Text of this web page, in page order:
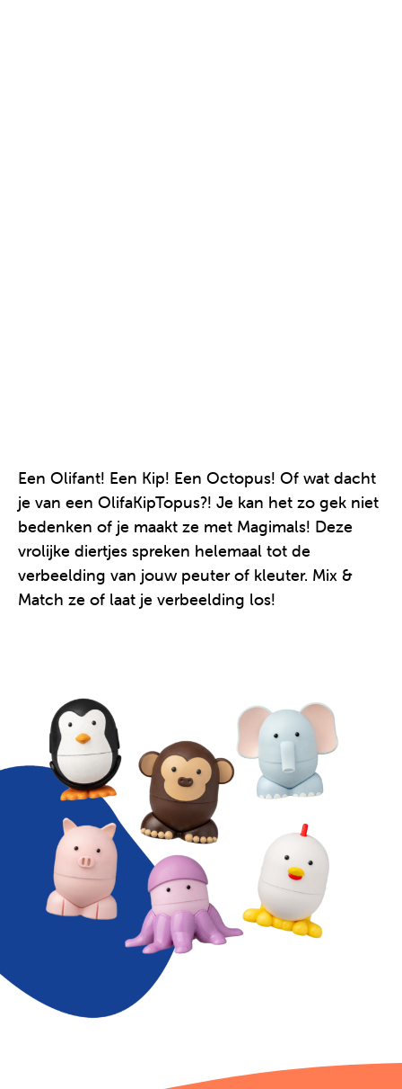
Een Olifant! Een Kip! Een Octopus! Of wat dacht
je van een OlifaKipTopus?! Je kan het zo gek niet
bedenken of je maakt ze met Magimals! Deze
vrolijke diertjes spreken helemaal tot de
verbeelding van jouw peuter of kleuter. Mix &
Match ze of laat je verbeelding los!